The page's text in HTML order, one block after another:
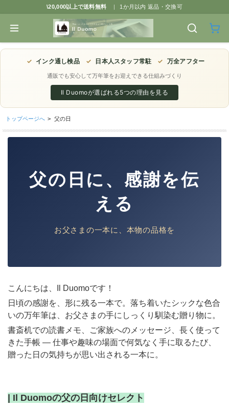
\20,000以上で送料無料 | 1か月以内 返品・交換可
✓ インク通し検品 ✓ 日本人スタッフ常駐 ✓ 万全アフター
通販でも安心して万年筆をお迎えできる仕組みづくり
Il Duomoが選ばれる5つの理由を見る
トップページへ > 父の日
父の日に、感謝を伝
える
お父さまの一本に、本物の品格を
こんにちは、Il Duomoです！
日頃の感謝を、形に残る一本で。落ち着いたシックな色合
いの万年筆は、お父さまの手にしっくり馴染む贈り物に。
書斎机での読書メモ、ご家族へのメッセージ、長く使って
きた手帳 ― 仕事や趣味の場面で何気なく手に取るたび、
贈った日の気持ちが思い出される一本に。
| Il Duomoの父の日向けセレクト